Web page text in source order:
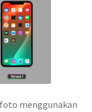
menggunakan